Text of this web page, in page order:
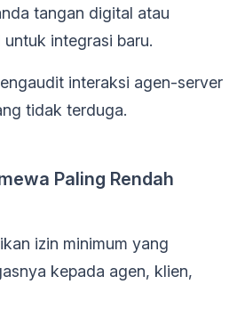
tangan digital atau
integrasi baru.
interaksi agen-server
tidak terduga.
Paling Rendah
izin minimum yang
kepada agen, klien,